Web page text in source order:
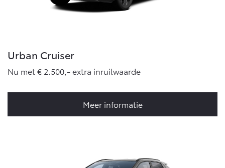
Urban Cruiser
Nu met € 2.500,- extra inruilwaarde
Meer informatie